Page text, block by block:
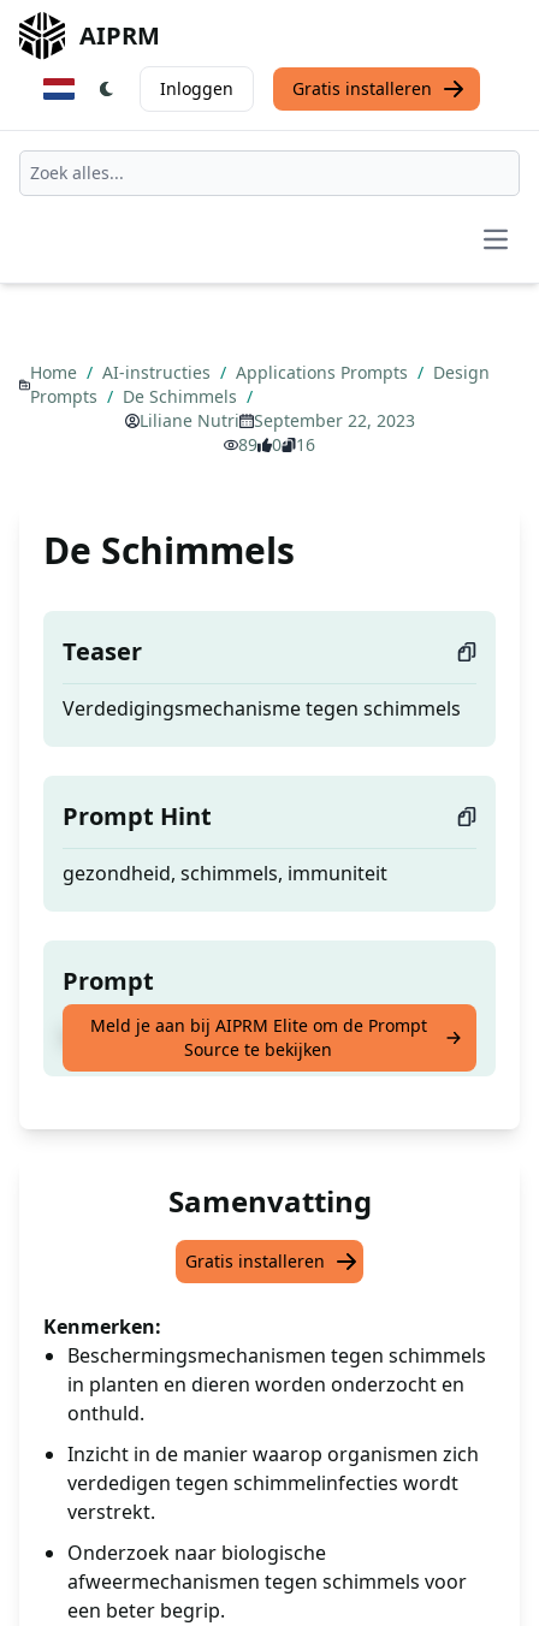
AIPRM
Inloggen Gratis installeren
Home / AI-instructies / Applications Prompts / Design
Prompts / De Schimmels /
Liliane Nutri
September 22, 2023
89
0 16
De Schimmels
Teaser
Verdedigingsmechanisme tegen schimmels
Prompt Hint
gezondheid, schimmels, immuniteit
Prompt
Verdedigingsmechanisme tegen schimmels
Meld je aan bij AIPRM Elite om de Prompt
Source te bekijken
Samenvatting
Gratis installeren
Kenmerken:
Beschermingsmechanismen tegen schimmels
in planten en dieren worden onderzocht en
onthuld.
Inzicht in de manier waarop organismen zich
verdedigen tegen schimmelinfecties wordt
verstrekt.
Onderzoek naar biologische
afweermechanismen tegen schimmels voor
een beter begrip.